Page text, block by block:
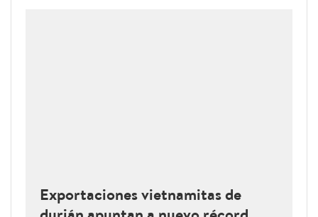
Exportaciones vietnamitas de